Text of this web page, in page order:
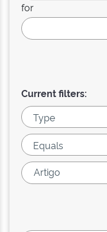
for
Current filters: